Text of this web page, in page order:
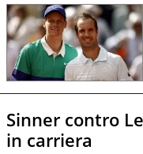
Sinner contro
in carriera